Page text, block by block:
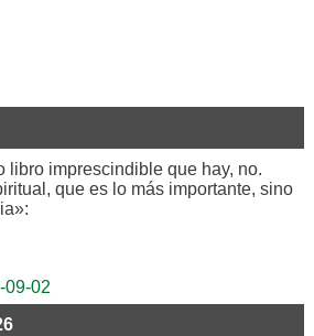
libro imprescindible que hay, no.
que es lo más importante, sino